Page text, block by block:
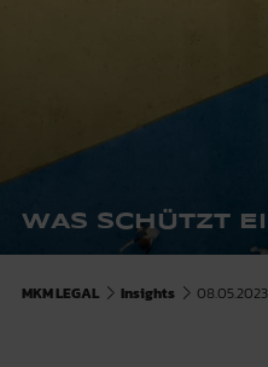
WAS SCHÜTZT
MKM LEGAL Insights